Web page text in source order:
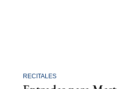
RECITALES